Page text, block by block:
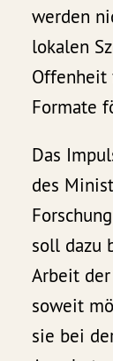
werden
lokalen
Offenheit
Formate
Das
des
soll dazu
Arbeit
soweit
sie bei